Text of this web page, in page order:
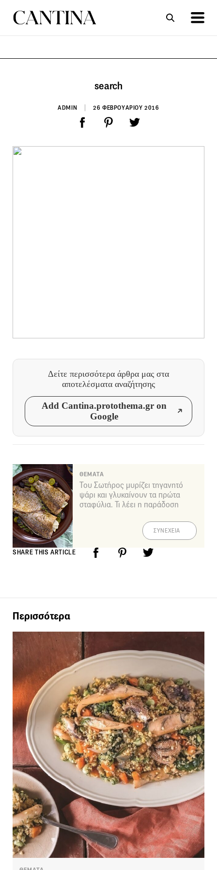
search
ADMIN 26 ΦΕΒΡΟΥΑΡΙΟΥ 2016
Δείτε περισσότερα άρθρα μας στα
αποτελέσματα αναζήτησης
Add Cantina.protothema.gr on
Google
ΘΕΜΑΤΑ
Του Σωτήρος μυρίζει τηγανητό
ψάρι και γλυκαίνουν τα πρώτα
σταφύλια. Τι λέει η παράδοση
ΣΥΝΕΧΕΙΑ
SHARE THIS ARTICLE
Περισσότερα